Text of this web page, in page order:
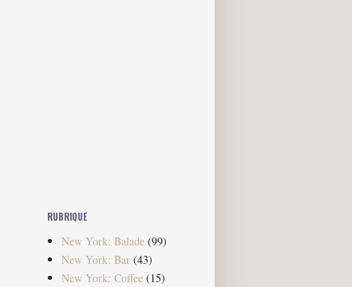
RUBRIQUE
New York: Balade (99)
New York: Bar (43)
New York: Coffee (15)